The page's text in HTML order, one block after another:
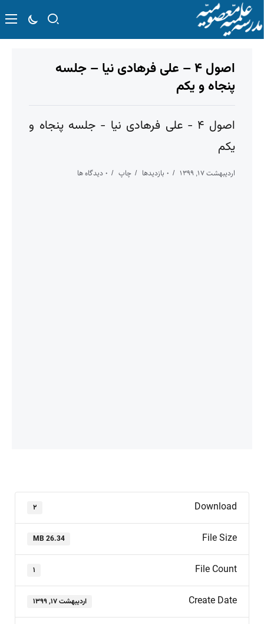
اصول ۴ – علی فرهادی نیا – جلسه
پنجاه و یکم
اصول ۴ - علی فرهادی نیا - جلسه پنجاه و
یکم
اردیبهشت ۱۷, ۱۳۹۹ ۰ بازدیدها چاپ ۰ دیدگاه ها
Download ۲
File Size
26.34 MB
File Count ۱
Create Date اردیبهشت ۱۷, ۱۳۹۹